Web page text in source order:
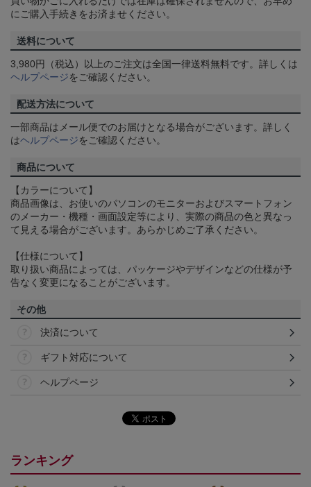
にご購入手続きをお済ませください。
送料について
3,980円（税込）以上のご注文は全国一律送料無料です。詳しくは
ヘルプページをご確認ください。
配送方法について
一部商品はメール便でのお届けとなる場合がございます。詳しく
はヘルプページをご確認ください。
商品について
【カラーについて】
商品画像は、お使いのパソコンのモニターおよびスマートフォン
のメーカー・機種・画面設定等により、実際の商品の色と異なっ
て見える場合がございます。あらかじめご了承ください。
【仕様について】
取り扱い商品によっては、パッケージやデザインなどの仕様が予
告なく変更になることがございます。
その他
決済について
ギフト対応について
ヘルプページ
ランキング